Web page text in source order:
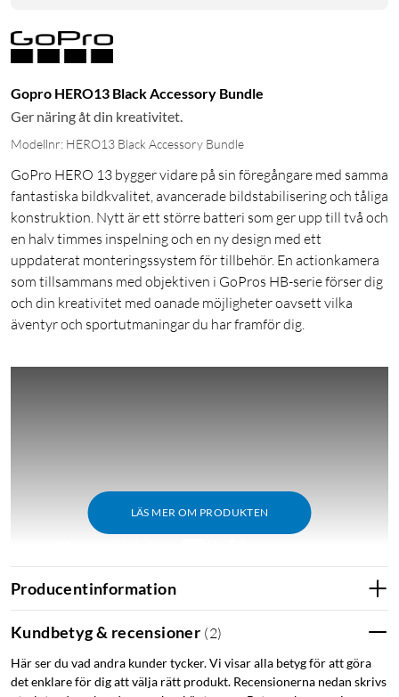
Gopro HERO13 Black Accessory Bundle
Ger näring åt din kreativitet.
Modellnr: HERO13 Black Accessory Bundle
GoPro HERO 13 bygger vidare på sin föregångare med samma
fantastiska bildkvalitet, avancerade bildstabilisering och tåliga
konstruktion. Nytt är ett större batteri som ger upp till två och
en halv timmes inspelning och en ny design med ett
uppdaterat monteringssystem för tillbehör. En actionkamera
som tillsammans med objektiven i GoPros HB-serie förser dig
och din kreativitet med oanade möjligheter oavsett vilka
äventyr och sportutmaningar du har framför dig.
LÄS MER OM PRODUKTEN
Sammanfattning
En actionkamera som tillsammans med GoPros objektiv
i HB-serien ger varje äventyrare och sportentusiast med
Producentinformation
Kundbetyg & recensioner (2)
Här ser du vad andra kunder tycker. Vi visar alla betyg för att göra
det enklare för dig att välja rätt produkt. Recensionerna nedan skrivs